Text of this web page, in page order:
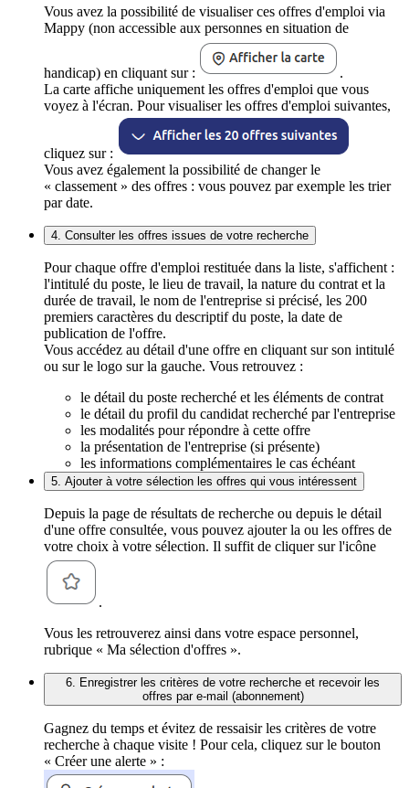
Vous avez la possibilité de visualiser ces offres d'emploi via
Mappy (non accessible aux personnes en situation de
handicap) en cliquant sur :
.
La carte affiche uniquement les offres d'emploi que vous
voyez à l'écran. Pour visualiser les offres d'emploi suivantes,
cliquez sur :
Vous avez également la possibilité de changer le
« classement » des offres : vous pouvez par exemple les trier
par date.
4. Consulter les offres issues de votre recherche
Pour chaque offre d'emploi restituée dans la liste, s'affichent :
l'intitulé du poste, le lieu de travail, la nature du contrat et la
durée de travail, le nom de l'entreprise si précisé, les 200
premiers caractères du descriptif du poste, la date de
publication de l'offre.
Vous accédez au détail d'une offre en cliquant sur son intitulé
ou sur le logo sur la gauche. Vous retrouvez :
le détail du poste recherché et les éléments de contrat
le détail du profil du candidat recherché par l'entreprise
les modalités pour répondre à cette offre
la présentation de l'entreprise (si présente)
les informations complémentaires le cas échéant
5. Ajouter à votre sélection les offres qui vous intéressent
Depuis la page de résultats de recherche ou depuis le détail
d'une offre consultée, vous pouvez ajouter la ou les offres de
votre choix à votre sélection. Il suffit de cliquer sur l'icône
.
Vous les retrouverez ainsi dans votre espace personnel,
rubrique « Ma sélection d'offres ».
6. Enregistrer les critères de votre recherche et recevoir les
offres par e-mail (abonnement)
Gagnez du temps et évitez de ressaisir les critères de votre
recherche à chaque visite ! Pour cela, cliquez sur le bouton
« Créer une alerte » :